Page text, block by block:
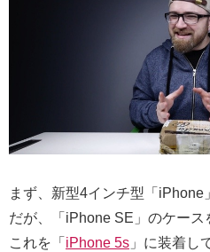
まず、新型4インチ型「
だが、「iPhone SE」のケー
これを「 iPhone 5s 」に装着し